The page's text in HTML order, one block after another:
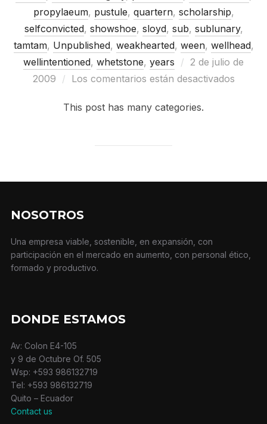
propylaeum, pustule, quartern, scholarship,
selfconvicted, showshoe, sloyd, sub, sublunary,
tamtam, Unpublished, weakhearted, ween, wellhead,
wellintentioned, whetstone, years
Publicado
el
2 de julio de
2009
Los comentarios están desactivados
This post has many categories.
NOSOTROS
Una empresa viable, sostenible, en expansión, con
participación en el mercado en aumento, con personal ético,
formado y productivo.
DONDE ESTAMOS
Av: Colon E4-105
y 9 de Octubre Of. 505
Wsp: +593 986132719
Tel: +593 986132719
Quito – Ecuador
Contact us